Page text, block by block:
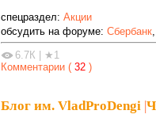
спецраздел: Акции
обсудить на форуме: Сбербанк
6.7К
★1
Комментарии ( 32 )
Блог им. VladProDengi |